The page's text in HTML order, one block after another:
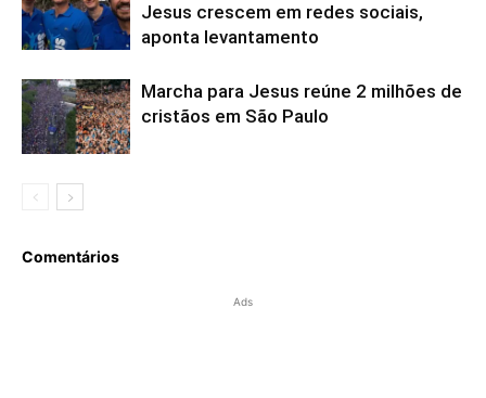
Jesus crescem em redes sociais,
aponta levantamento
Marcha para Jesus reúne 2 milhões de
cristãos em São Paulo
Comentários
Ads